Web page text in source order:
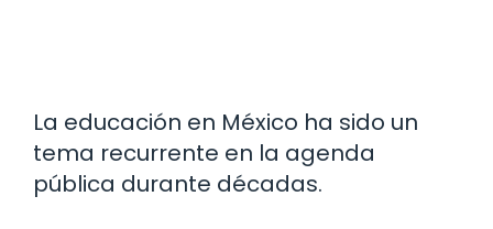
La educación en México ha sido un
tema recurrente en la agenda
pública durante décadas.